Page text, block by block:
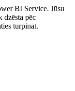
BI Service. Jūsu
dzēsta pēc
turpināt.